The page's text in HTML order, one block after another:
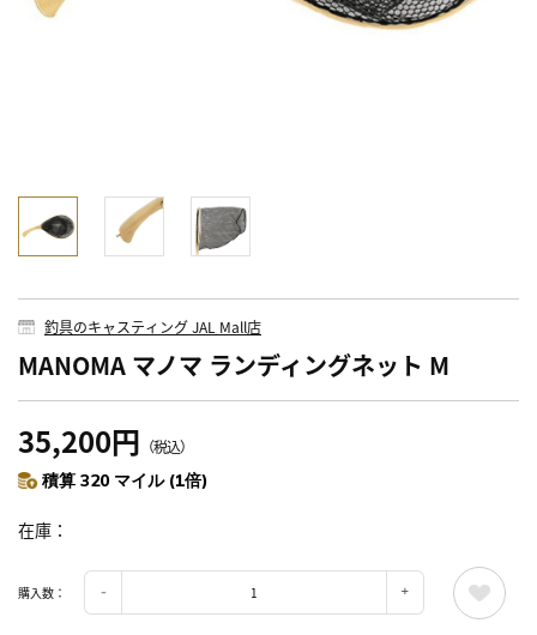
釣具のキャスティング JAL Mall店
MANOMA マノマ ランディングネット M
35,200円 （税込）
積算 320 マイル (1倍)
在庫
購入数：